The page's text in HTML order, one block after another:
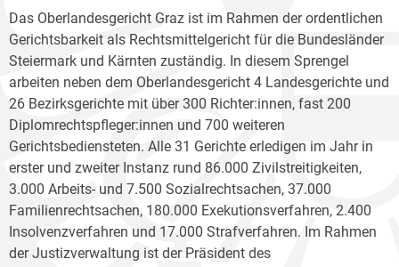
Das Oberlandesgericht Graz ist im Rahmen der ordentlichen
Gerichtsbarkeit als Rechtsmittelgericht für die Bundesländer
Steiermark und Kärnten zuständig. In diesem Sprengel
arbeiten neben dem Oberlandesgericht 4 Landesgerichte und
26 Bezirksgerichte mit über 300 Richter:innen, fast 200
Diplomrechtspfleger:innen und 700 weiteren
Gerichtsbediensteten. Alle 31 Gerichte erledigen im Jahr in
erster und zweiter Instanz rund 86.000 Zivilstreitigkeiten,
3.000 Arbeits- und 7.500 Sozialrechtsachen, 37.000
Familienrechtsachen, 180.000 Exekutionsverfahren, 2.400
Insolvenzverfahren und 17.000 Strafverfahren. Im Rahmen
der Justizverwaltung ist der Präsident des